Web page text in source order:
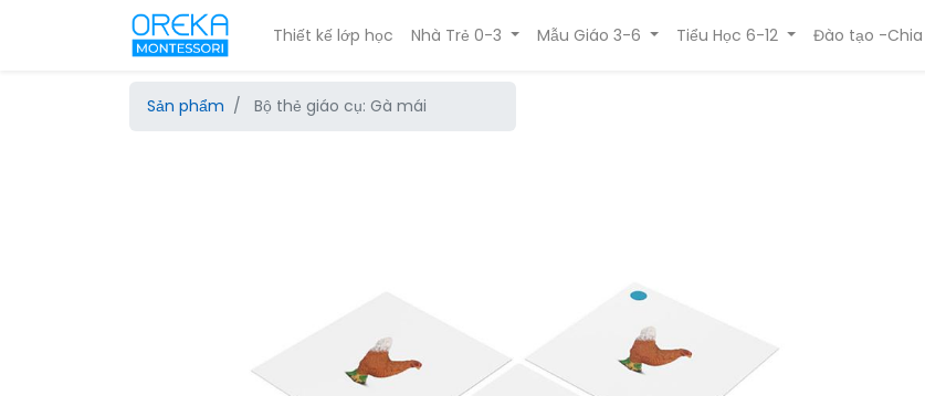
Thiết kế lớp học Nhà Trẻ 0-3 Mẫu Giáo 3-6 Tiểu Học 6-12 Đào tạo -Chia
Sản phẩm Bộ thẻ giáo cụ: Gà mái